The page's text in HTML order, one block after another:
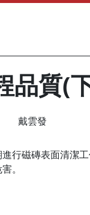
品質(
戴雲發
行磁磚表面清潔
。